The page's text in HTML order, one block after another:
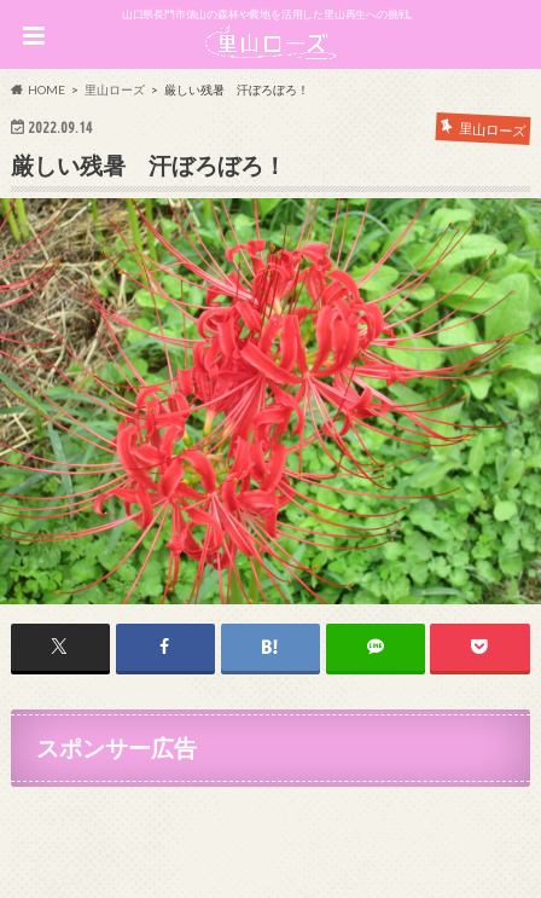
山口県長門市俵山の森林や農地を活用した里山再生への挑戦。
HOME 里山ローズ 厳しい残暑 汗ぼろぼろ！
2022.09.14 里山ローズ
厳しい残暑 汗ぼろぼろ！
スポンサー広告